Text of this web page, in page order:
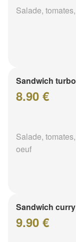
Salade,
Sandwich
8.90 €
Salade,
oeuf
Sandwich curry
9.90 €